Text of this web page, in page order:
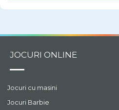
JOCURI ONLINE
Jocuri cu masini
Jocuri Barbie